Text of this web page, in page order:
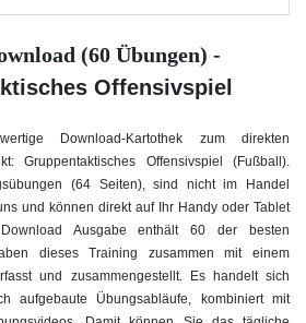
(60 Übungen) -
Offensivspiel
Download-Kartothek zum direkten
Gruppentaktisches Offensivspiel (Fußball).
(64 Seiten), sind nicht im Handel
und können direkt auf Ihr Handy oder Tablet
Ausgabe enthält 60 der besten
dieses Training zusammen mit einem
und zusammengestellt. Es handelt sich
aufgebaute Übungsabläufe, kombiniert mit